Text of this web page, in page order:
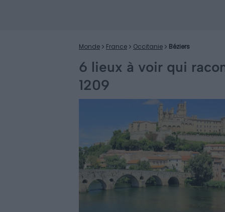
Monde France Occitanie Béziers
6 lieux à voir qui
1209